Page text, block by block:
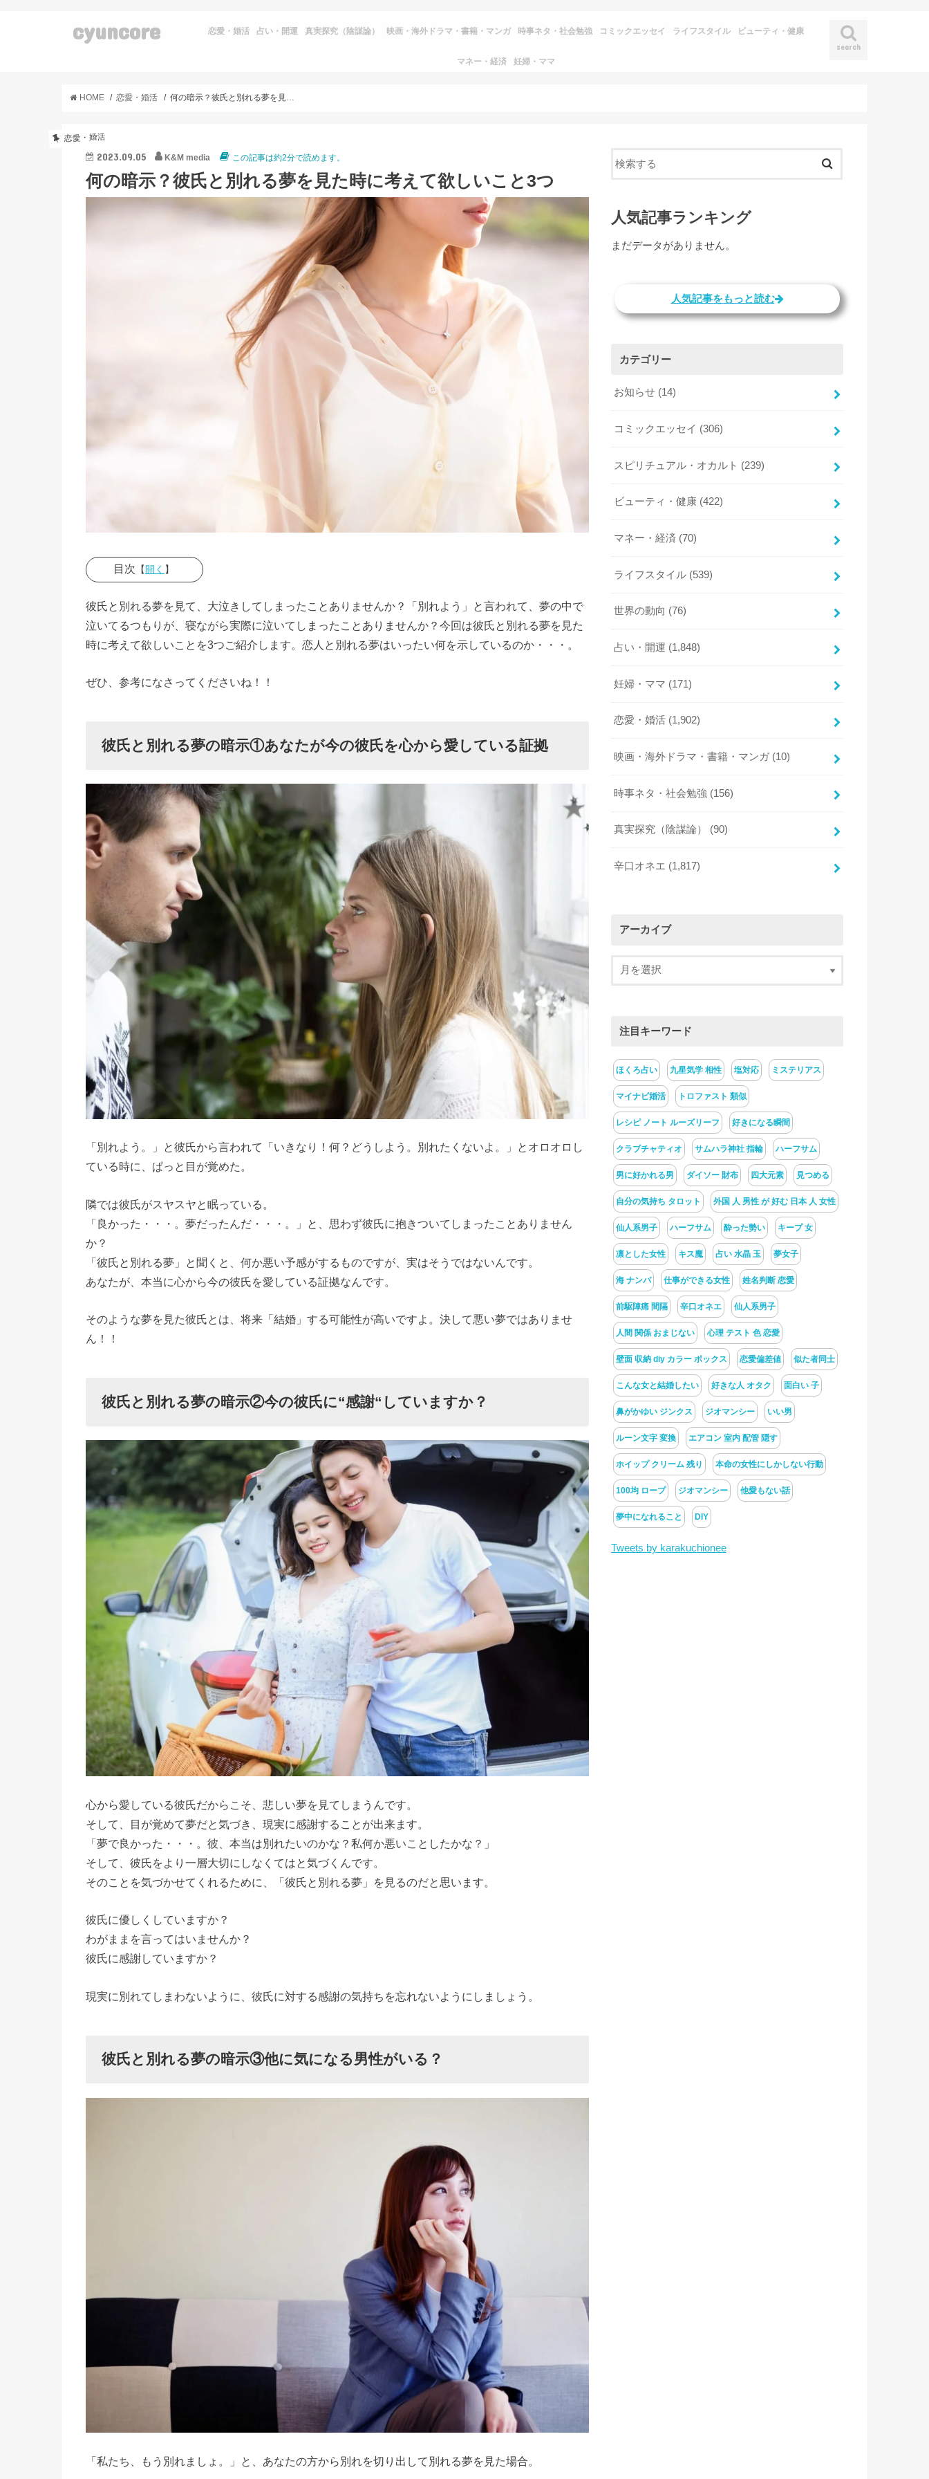
cyuncore
search
恋愛・婚活 占い・開運 真実探究（陰謀論） 映画・海外ドラマ・書籍・マンガ 時事ネタ・社会勉強 コミックエッセイ ライフスタイル ビューティ・健康
マネー・経済 妊婦・ママ
HOME 恋愛・婚活
恋愛・婚活
2023.09.05 K&M media この記事は約2分で読めます。
何の暗示？彼氏と別れる夢を見た時に考えて欲しいこと3つ
目次 【開く 】
別れる夢
の暗示①
あなたが
る証拠
別れる夢
の暗示②
今の彼氏
に“感
謝“して
います
› 彼氏と
別れる夢
の暗示③
他に気に
なる男性
がいる？
› 最後に
彼氏と別れる夢を見て、大泣きしてしまったことありませんか？「別れよう」と言われて、夢の中で
泣いてるつもりが、寝ながら実際に泣いてしまったことありませんか？今回は彼氏と別れる夢を見た
時に考えて欲しいことを3つご紹介します。恋人と別れる夢はいったい何を示しているのか・・・。
ぜひ、参考になさってくださいね！！
彼氏と別れる夢の暗示①あなたが今の彼氏を心から愛している証拠
「別れよう。」と彼氏から言われて「いきなり！何？どうしよう。別れたくないよ。」とオロオロし
ている時に、ぱっと目が覚めた。
隣では彼氏がスヤスヤと眠っている。
「良かった・・・。夢だったんだ・・・。」と、思わず彼氏に抱きついてしまったことありません
か？
「彼氏と別れる夢」と聞くと、何か悪い予感がするものですが、実はそうではないんです。
あなたが、本当に心から今の彼氏を愛している証拠なんです。
そのような夢を見た彼氏とは、将来「結婚」する可能性が高いですよ。決して悪い夢ではありませ
ん！！
彼氏と別れる夢の暗示②今の彼氏に“感謝“していますか？
心から愛している彼氏だからこそ、悲しい夢を見てしまうんです。
そして、目が覚めて夢だと気づき、現実に感謝することが出来ます。
「夢で良かった・・・。彼、本当は別れたいのかな？私何か悪いことしたかな？」
そして、彼氏をより一層大切にしなくてはと気づくんです。
そのことを気づかせてくれるために、「彼氏と別れる夢」を見るのだと思います。
彼氏に優しくしていますか？
わがままを言ってはいませんか？
彼氏に感謝していますか？
現実に別れてしまわないように、彼氏に対する感謝の気持ちを忘れないようにしましょう。
彼氏と別れる夢の暗示③他に気になる男性がいる？
「私たち、もう別れましょ。」と、あなたの方から別れを切り出して別れる夢を見た場合。
人気記事ランキング
まだデータがありません。
人気記事をもっと読む
カテゴリー
お知らせ (14)
コミックエッセイ (306)
スピリチュアル・オカルト (239)
ビューティ・健康 (422)
マネー・経済 (70)
ライフスタイル (539)
世界の動向 (76)
占い・開運 (1,848)
妊婦・ママ (171)
恋愛・婚活 (1,902)
映画・海外ドラマ・書籍・マンガ (10)
時事ネタ・社会勉強 (156)
真実探究（陰謀論） (90)
辛口オネエ (1,817)
アーカイブ
注目キーワード
ほくろ占い 九星気学 相性 塩対応 ミステリアス
マイナビ婚活 トロファスト 類似
レシピ ノート ルーズリーフ 好きになる瞬間
クラブチャティオ サムハラ神社 指輪 ハーフサム
男に好かれる男 ダイソー 財布 四大元素 見つめる
自分の気持ち タロット 外国 人 男性 が 好む 日本 人 女性
仙人系男子 ハーフサム 酔った勢い キープ 女
凛とした女性 キス魔 占い 水晶 玉 夢女子
海 ナンパ 仕事ができる女性 姓名判断 恋愛
前駆陣痛 間隔 辛口オネエ 仙人系男子
人間 関係 おまじない 心理 テスト 色 恋愛
壁面 収納 diy カラー ボックス 恋愛偏差値 似た者同士
こんな女と結婚したい 好きな人 オタク 面白い 子
鼻がかゆい ジンクス ジオマンシー いい男
ルーン文字 変換 エアコン 室内 配管 隠す
ホイップ クリーム 残り 本命の女性にしかしない行動
100均 ロープ ジオマンシー 他愛もない話
夢中になれること DIY
Tweets by karakuchionee